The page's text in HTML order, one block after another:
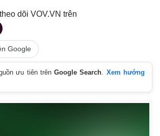
dõi VOV.VN trên
Google
ưu tiên trênGoogle Search. Xem hướng